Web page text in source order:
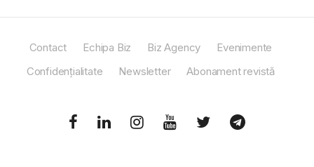
Contact Echipa Biz Biz Agency
Evenimente
Confidențialitate
Newsletter Abonament revistă